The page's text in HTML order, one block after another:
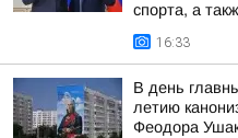
спорта, а
16:33
В день
летию
Феодора